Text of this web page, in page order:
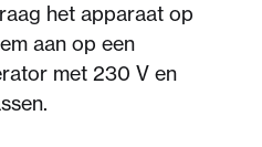
het apparaat op
aan op een
met 230 V en